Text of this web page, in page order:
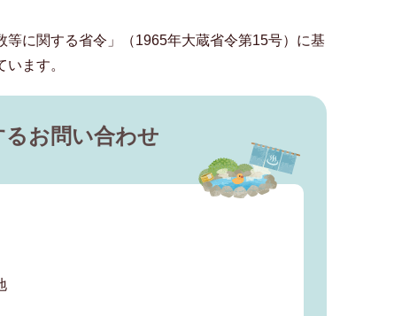
に関する省令」（1965年大蔵省令第15号）に基
ます。
お問い合わせ